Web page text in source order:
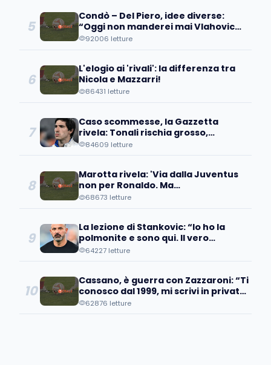
5
Condò – Del Piero, idee diverse:
“Oggi non manderei mai Vlahovic
davanti ai microfoni perché….”
92006 letture
6
L'elogio ai 'rivali': la differenza tra
Nicola e Mazzarri!
86431 letture
7
Caso scommesse, la Gazzetta
rivela: Tonali rischia grosso,
avrebbe scommesso...
84609 letture
8
Marotta rivela: 'Via dalla Juventus
non per Ronaldo. Ma
quell'operazione...'
68673 letture
9
La lezione di Stankovic: “Io ho la
polmonite e sono qui. Il vero
fallimento è quando…”
64227 letture
10
Cassano, è guerra con Zazzaroni: “Ti
conosco dal 1999, mi scrivi in privato
e poi pubblicamente…
62876 letture